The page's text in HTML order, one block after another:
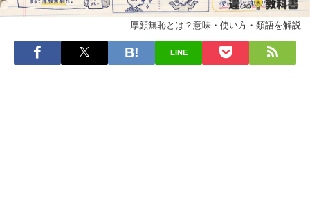
厚顔無恥とは？意味・使い方・類語を解説
LINE